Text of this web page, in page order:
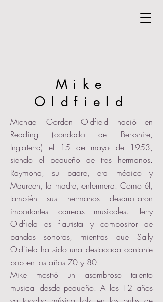
Mike
Oldfield
Michael Gordon Oldfield nació en
Reading (condado de Berkshire,
Inglaterra) el 15 de mayo de 1953,
siendo el pequeño de tres hermanos.
Raymond, su padre, era médico y
Maureen, la madre, enfermera. Como él,
también sus hermanos desarrollaron
importantes carreras musicales. Terry
Oldfield es flautista y compositor de
bandas sonoras, mientras que Sally
Oldfield ha sido una destacada cantante
pop en los años 70 y 80.
Mike mostró un asombroso talento
musical desde pequeño. A los 12 años